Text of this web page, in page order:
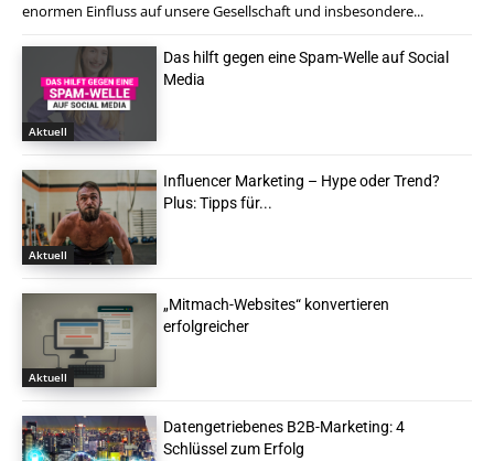
enormen Einfluss auf unsere Gesellschaft und insbesondere...
Aktuell
Das hilft gegen eine Spam-Welle auf Social
Media
Aktuell
Influencer Marketing – Hype oder Trend?
Plus: Tipps für...
Aktuell
„Mitmach-Websites“ konvertieren
erfolgreicher
Datengetriebenes B2B-Marketing: 4
Schlüssel zum Erfolg